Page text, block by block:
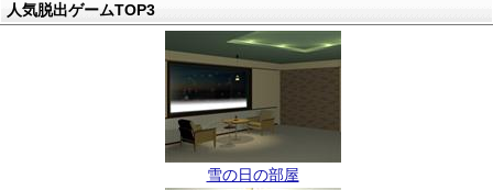
人気脱出ゲームTOP3
雪の日の部屋